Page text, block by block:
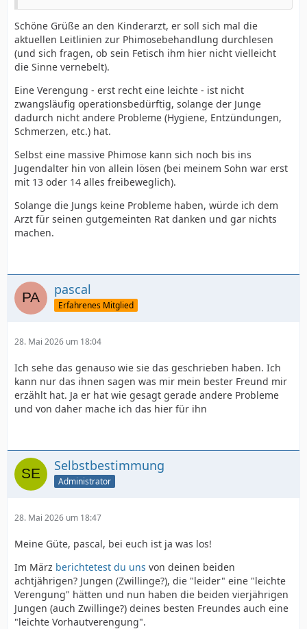
Schöne Grüße an den Kinderarzt, er soll sich mal die
aktuellen Leitlinien zur Phimosebehandlung durchlesen
(und sich fragen, ob sein Fetisch ihm hier nicht vielleicht
die Sinne vernebelt).
Eine Verengung - erst recht eine leichte - ist nicht
zwangsläufig operationsbedürftig, solange der Junge
dadurch nicht andere Probleme (Hygiene, Entzündungen,
Schmerzen, etc.) hat.
Selbst eine massive Phimose kann sich noch bis ins
Jugendalter hin von allein lösen (bei meinem Sohn war erst
mit 13 oder 14 alles freibeweglich).
Solange die Jungs keine Probleme haben, würde ich dem
Arzt für seinen gutgemeinten Rat danken und gar nichts
machen.
pascal
Erfahrenes Mitglied
28. Mai 2026 um 18:04
Ich sehe das genauso wie sie das geschrieben haben. Ich
kann nur das ihnen sagen was mir mein bester Freund mir
erzählt hat. Ja er hat wie gesagt gerade andere Probleme
und von daher mache ich das hier für ihn
Selbstbestimmung
Administrator
28. Mai 2026 um 18:47
Meine Güte, pascal, bei euch ist ja was los!
Im März berichtetest du uns von deinen beiden
achtjährigen? Jungen (Zwillinge?), die "leider" eine "leichte
Verengung" hätten und nun haben die beiden vierjährigen
Jungen (auch Zwillinge?) deines besten Freundes auch eine
"leichte Vorhautverengung".